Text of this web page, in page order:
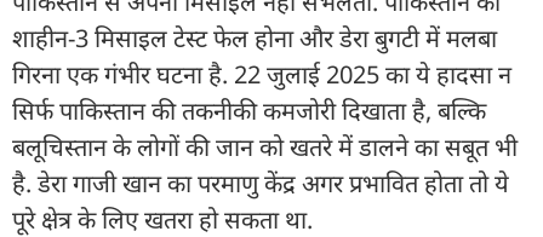
शाहीन-3 मिसाइल टेस्ट फेल होना और डेरा बुगटी में मलबा
गिरना एक गंभीर घटना है. 22 जुलाई 2025 का ये हादसा न
सिर्फ पाकिस्तान की तकनीकी कमजोरी दिखाता है, बल्कि
बलूचिस्तान के लोगों की जान को खतरे में डालने का सबूत भी
है. डेरा गाजी खान का परमाणु केंद्र अगर प्रभावित होता तो ये
पूरे क्षेत्र के लिए खतरा हो सकता था.